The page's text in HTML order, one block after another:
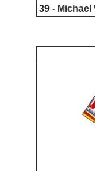
39 - Michael